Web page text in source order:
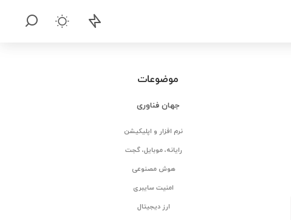
موضوعات
جهان فناوری
نرم افزار و اپلیکیشن
رایانه، موبایل، گجت
هوش مصنوعی
امنیت سایبری
ارز دیجیتال